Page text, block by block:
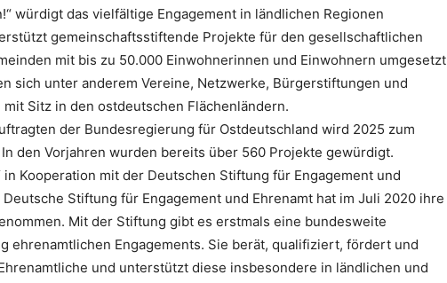
würdigt das vielfältige Engagement in ländlichen Regionen
gemeinschaftsstiftende Projekte für den gesellschaftlichen
mit bis zu 50.000 Einwohnerinnen und Einwohnern umgesetzt
sich unter anderem Vereine, Netzwerke, Bürgerstiftungen und
Sitz in den ostdeutschen Flächenländern.
der Bundesregierung für Ostdeutschland wird 2025 zum
den Vorjahren wurden bereits über 560 Projekte gewürdigt.
in Kooperation mit der Deutschen Stiftung für Engagement und
Stiftung für Engagement und Ehrenamt hat im Juli 2020 ihre
Mit der Stiftung gibt es erstmals eine bundesweite
ehrenamtlichen Engagements. Sie berät, qualifiziert, fördert und
und unterstützt diese insbesondere in ländlichen und